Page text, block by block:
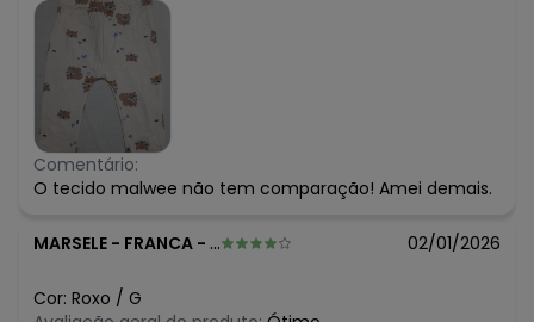
Comentário:
O tecido malwee não tem comparação! Amei demais.
MARSELE - FRANCA - SP 02/01/2026
Cor: Roxo / G